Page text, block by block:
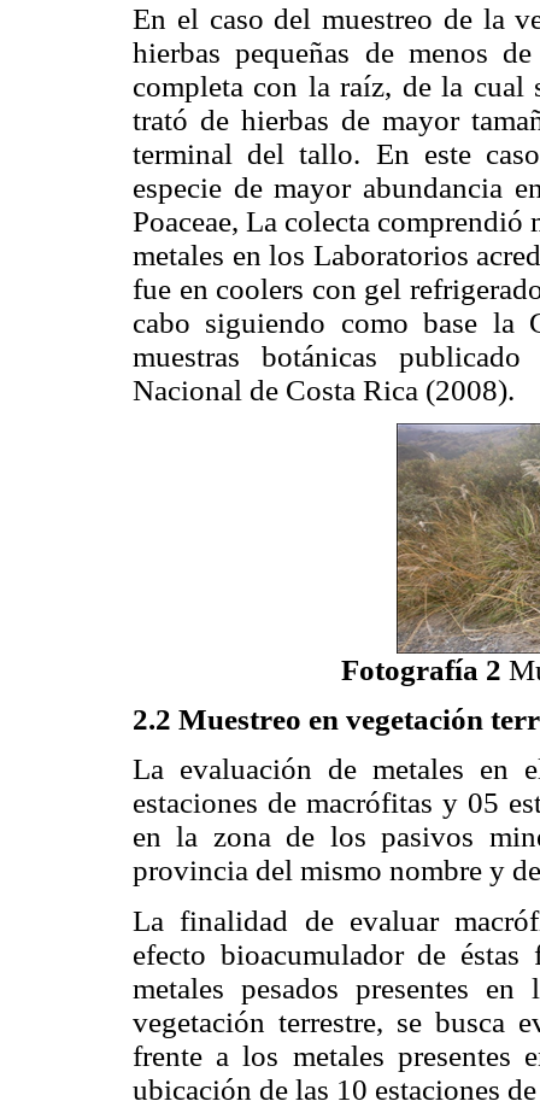
En el caso del muestreo de la
hierbas pequeñas de menos
completa con la raíz, de la cual
trató de hierbas de mayor
terminal del tallo. En este
especie de mayor abundancia
Poaceae, La colecta comprendió
metales en los Laboratorios
fue en coolers con gel
cabo siguiendo como base la
muestras botánicas
Nacional de Costa Rica (2008).
Fotografía 2
2.2 Muestreo en vegetación
La evaluación de metales
estaciones de macrófitas y 05
en la zona de los pasivos
provincia del mismo nombre y
La finalidad de evaluar
efecto bioacumulador de
metales pesados presentes
vegetación terrestre, se busca
frente a los metales
ubicación de las 10 estaciones